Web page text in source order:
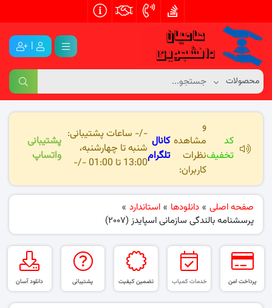
|
کد
تخفیف
و
مشاهده
نظرات
کاربران:
کانال
تلگرام
-/- ساعات پشتیبانی:
شنبه تا چهارشنبه،
13:00 تا 01:00 -/-
پشتیبانی
واتساپ
صفحه اصلی » دانلودها » استاندارد »
پرسشنامه بالندگی سازمانی اسپایدز (۲۰۰۷)
پرداخت امن خدمات کمیاب تضمین کیفیت پشتیبانی دانلود آسان